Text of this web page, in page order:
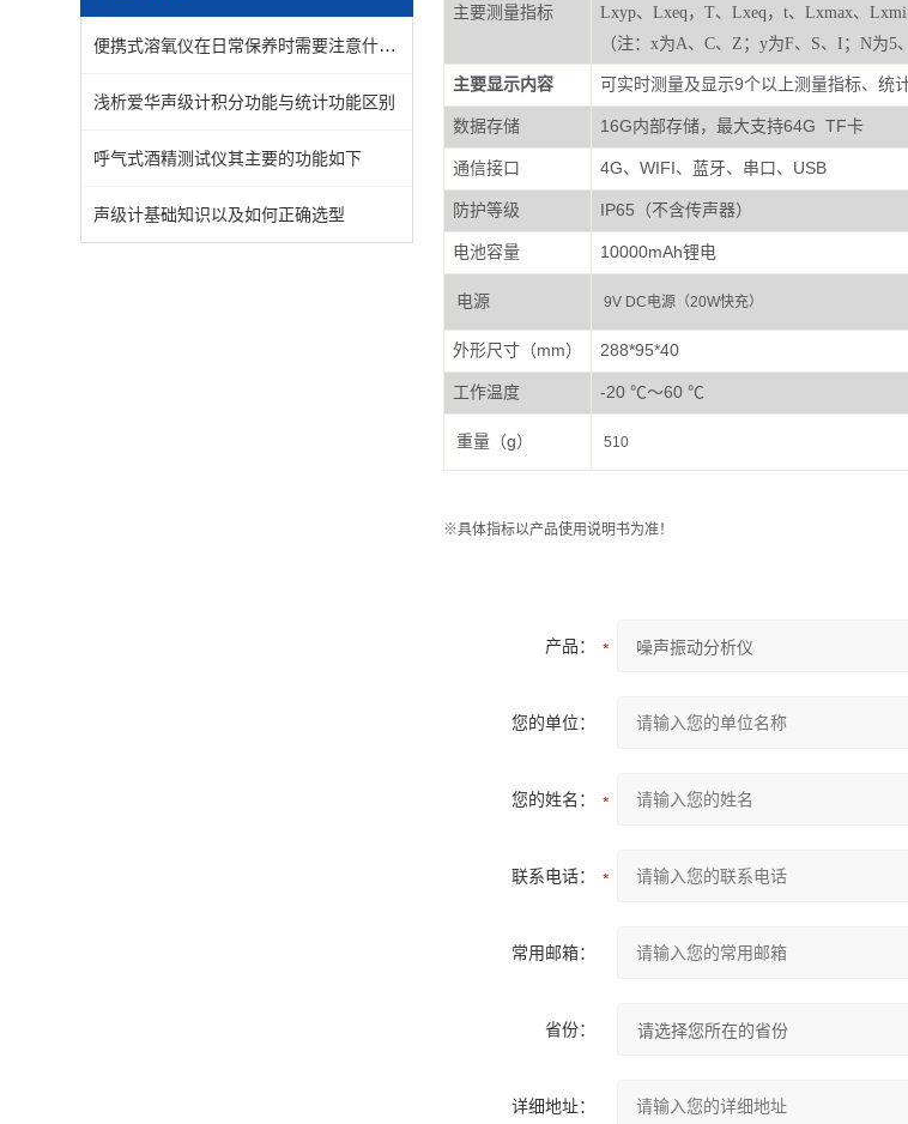
便携式溶氧仪在日常保养时需要注意什么呢？
浅析爱华声级计积分功能与统计功能区别
呼气式酒精测试仪其主要的功能如下
声级计基础知识以及如何正确选型
主要测量指标
Lxyp、Lxeq，T、Lxeq，t、Lxmax、
（注：x为A、C、Z；y为F、S、I；N为5
主要显示内容 可实时测量及显示9个以上测量指标、统
数据存储 16G内部存储，最大支持64G TF卡
通信接口 4G、WIFI、蓝牙、串口、USB
防护等级 IP65（不含传声器）
电池容量 10000mAh锂电
电源 9V DC电源（20W快充）
外形尺寸（mm） 288*95*40
工作温度 -20 ℃～60 ℃
重量（g） 510
※具体指标以产品使用说明书为准！
产品：
您的单位：
您的姓名：
联系电话：
常用邮箱：
省份：
详细地址：